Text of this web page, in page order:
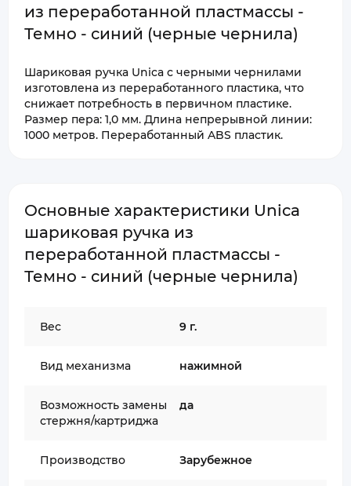
из переработанной пластмассы -
Темно - синий (черные чернила)
Шариковая ручка Unica с черными чернилами
изготовлена из переработанного пластика, что
снижает потребность в первичном пластике.
Размер пера: 1,0 мм. Длина непрерывной линии:
1000 метров. Переработанный ABS пластик.
Основные характеристики Unica
шариковая ручка из
переработанной пластмассы -
Темно - синий (черные чернила)
Вес 9 г.
Вид механизма нажимной
Возможность замены
стержня/картриджа
да
Производство Зарубежное